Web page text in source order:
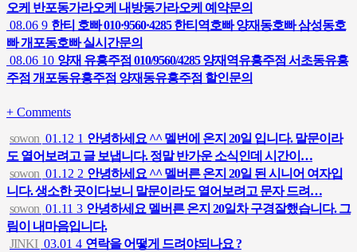
오케 반포동가라오케 내방동가라오케 예약문의
08.06 9 한티 호빠 010·9560·4285 한티역호빠 양재동호빠 삼성동호
빠 개포동호빠 실시간문의
08.06 10 양재 유흥주점 010/9560/4285 양재역유흥주점 서초동유흥
주점 개포동유흥주점 양재동유흥주점 할인문의
+ Comments
sowon 01.12 1 안녕하세요 ^^ 멜번에 온지 20일 입니다. 말문이라
도 열어보려고 글 보냅니다. 정말 반가운 소식인데 시간이…
sowon 01.12 2 안녕하세요 ^^ 멜버른 온지 20일 된 시니어 여자입
니다. 생소한 곳이다보니 말문이라도 열어보려고 문자 드려…
sowon 01.11 3 안녕하세요 멜버른 온지 20일차 구경잘했습니다. 그
림이 내마음입니다.
JINKI 03.01 4 연락을 어떻게 드려야되나요 ?